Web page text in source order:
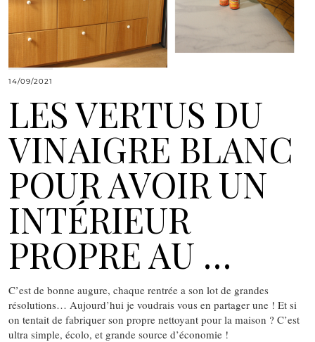
14/09/2021
LES VERTUS DU
VINAIGRE BLANC
POUR AVOIR UN
INTÉRIEUR
PROPRE AU …
C’est de bonne augure, chaque rentrée a son lot de grandes
résolutions… Aujourd’hui je voudrais vous en partager une ! Et si
on tentait de fabriquer son propre nettoyant pour la maison ? C’est
ultra simple, écolo, et grande source d’économie !